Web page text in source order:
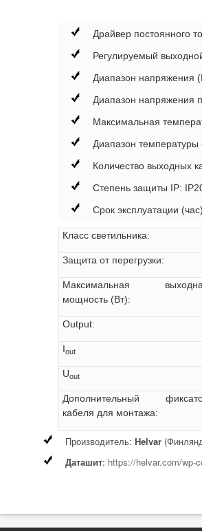
Драйвер постоянного
Регулируемый
Диапазон напряжения
Диапазон напряжения
Максимальная
Диапазон температуры
Количество выходных
Степень защиты IP:
Срок эксплуатации
Класс светильника:
Защита от перегрузки:
Максимальная
мощность (Вт):
Output:
Iout
Uout
Дополнительный
кабеля для монтажа:
Производитель: Helvar
Даташит: https://helvar.com/wp-